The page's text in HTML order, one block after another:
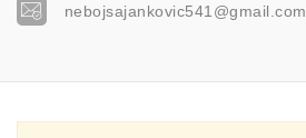
nebojsajankovic541@gmail.com